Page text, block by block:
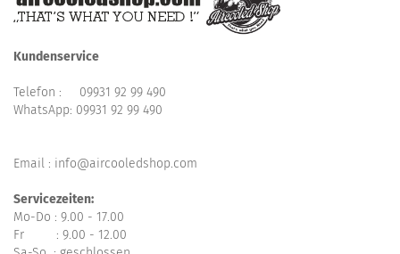
Kundenservice
Telefon : 09931 92 99 490
WhatsApp: 09931 92 99 490
Email : info@aircooledshop.com
Servicezeiten:
Mo-Do : 9.00 - 17.00
Fr : 9.00 - 12.00